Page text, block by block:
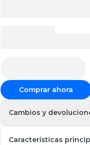
Comprar ahora
Cambios y
Características